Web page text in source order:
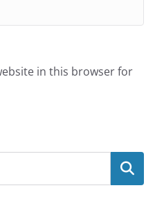
in this browser for
Search